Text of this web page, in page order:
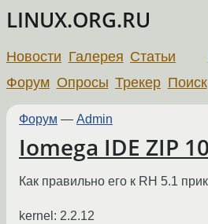
LINUX.ORG.RU
Новости Галерея Статьи
Форум Опросы Трекер Поиск
Форум — Admin
Iomega IDE ZIP
Как правильно его к RH 5.1
kernel: 2.2.12